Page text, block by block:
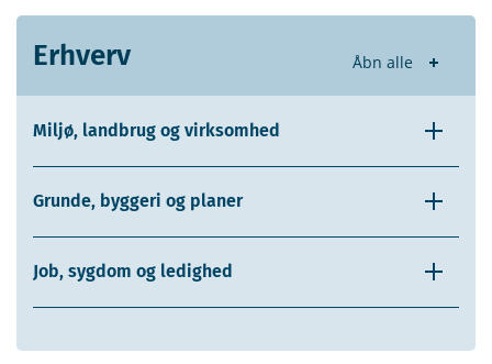
Erhverv Åbn alle
Miljø, landbrug og virksomhed
Grunde, byggeri og planer
Job, sygdom og ledighed